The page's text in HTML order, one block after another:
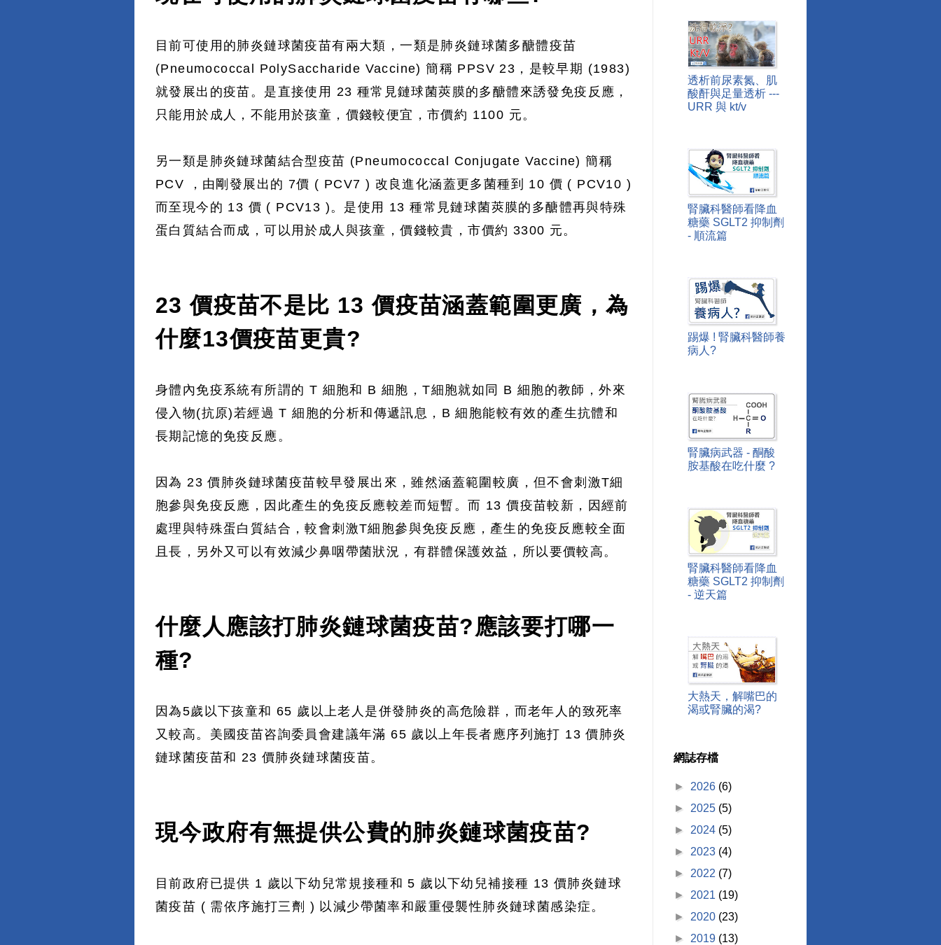
目前可使用的肺炎鏈球菌疫苗有兩大類，一類是肺炎鏈球菌多醣體疫苗
(Pneumococcal PolySaccharide Vaccine) 簡稱 PPSV 23，是較早期 (1983)
就發展出的疫苗。是直接使用 23 種常見鏈球菌莢膜的多醣體來誘發免疫反應，
只能用於成人，不能用於孩童，價錢較便宜，市價約 1100 元。
另一類是肺炎鏈球菌結合型疫苗 (Pneumococcal Conjugate Vaccine) 簡稱
PCV ，由剛發展出的 7價 ( PCV7 ) 改良進化涵蓋更多菌種到 10 價 ( PCV10 )
而至現今的 13 價 ( PCV13 )。是使用 13 種常見鏈球菌莢膜的多醣體再與特殊
蛋白質結合而成，可以用於成人與孩童，價錢較貴，市價約 3300 元。
23 價疫苗不是比 13 價疫苗涵蓋範圍更廣，為
什麼13價疫苗更貴?
身體內免疫系統有所謂的 T 細胞和 B 細胞，T細胞就如同 B 細胞的教師，外來
侵入物(抗原)若經過 T 細胞的分析和傳遞訊息，B 細胞能較有效的產生抗體和
長期記憶的免疫反應。
因為 23 價肺炎鏈球菌疫苗較早發展出來，雖然涵蓋範圍較廣，但不會刺激T細
胞參與免疫反應，因此產生的免疫反應較差而短暫。而 13 價疫苗較新，因經前
處理與特殊蛋白質結合，較會刺激T細胞參與免疫反應，產生的免疫反應較全面
且長，另外又可以有效減少鼻咽帶菌狀況，有群體保護效益，所以要價較高。
什麼人應該打肺炎鏈球菌疫苗?應該要打哪一
種?
因為5歲以下孩童和 65 歲以上老人是併發肺炎的高危險群，而老年人的致死率
又較高。美國疫苗咨詢委員會建議年滿 65 歲以上年長者應序列施打 13 價肺炎
鏈球菌疫苗和 23 價肺炎鏈球菌疫苗。
現今政府有無提供公費的肺炎鏈球菌疫苗?
目前政府已提供 1 歲以下幼兒常規接種和 5 歲以下幼兒補接種 13 價肺炎鏈球
菌疫苗 ( 需依序施打三劑 ) 以減少帶菌率和嚴重侵襲性肺炎鏈球菌感染症。
透析前尿素氮、肌
酸酐與足量透析 ---
URR 與 kt/v
腎臟科醫師看降血
糖藥 SGLT2 抑制劑
- 順流篇
踢爆 ! 腎臟科醫師養
病人?
腎臟病武器 - 酮酸
胺基酸在吃什麼 ?
腎臟科醫師看降血
糖藥 SGLT2 抑制劑
- 逆天篇
大熱天，解嘴巴的
渴或腎臟的渴?
網誌存檔
► 2026 (6)
► 2025 (5)
► 2024 (5)
► 2023 (4)
► 2022 (7)
► 2021 (19)
► 2020 (23)
► 2019 (13)